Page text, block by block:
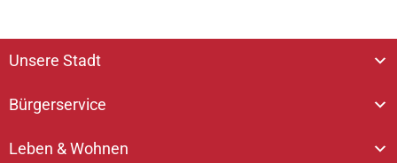
Unsere Stadt
Bürgerservice
Leben & Wohnen